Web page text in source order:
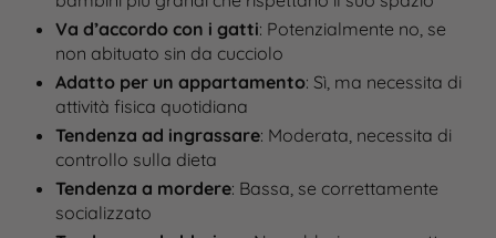
Va d’accordo con i gatti: Potenzialmente no, se
non abituato sin da cucciolo​
Adatto per un appartamento: Sì, ma necessita di
attività fisica quotidiana
Tendenza ad ingrassare: Moderata, necessita di
controllo sulla dieta
Tendenza a mordere: Bassa, se correttamente
socializzato